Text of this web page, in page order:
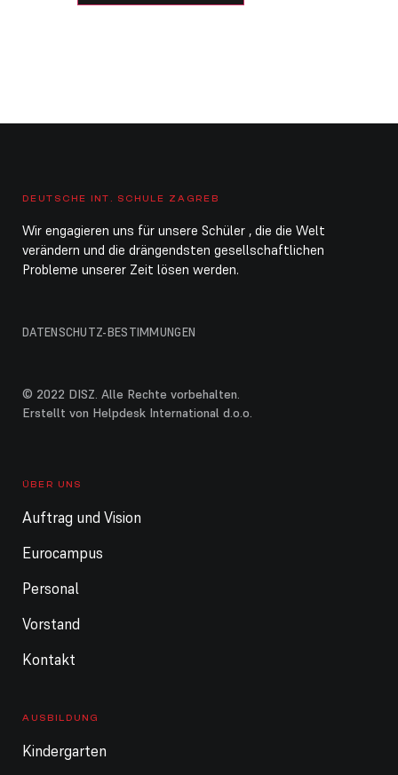
DEUTSCHE INT. SCHULE ZAGREB
Wir engagieren uns für unsere Schüler , die die Welt
verändern und die drängendsten gesellschaftlichen
Probleme unserer Zeit lösen werden.
DATENSCHUTZ-BESTIMMUNGEN
© 2022 DISZ. Alle Rechte vorbehalten.
Erstellt von Helpdesk International d.o.o.
ÜBER UNS
Auftrag und Vision
Eurocampus
Personal
Vorstand
Kontakt
AUSBILDUNG
Kindergarten